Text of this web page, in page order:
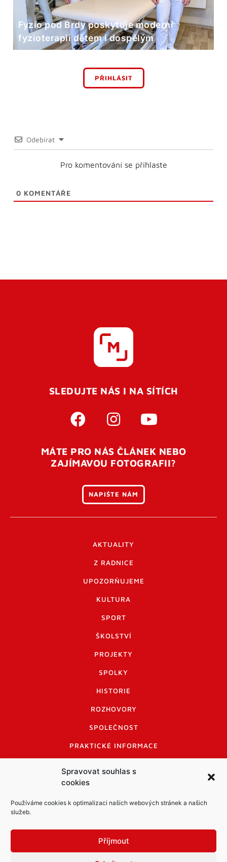
Spravovat souhlas s
cookies
Používáme cookies k optimalizaci našich webových stránek a našich
služeb.
Příjmout
Fyzio pod Brdy poskytuje moderní
fyzioterapii dětem i dospělým
PŘIHLÁSIT
Odebírat
Pro komentování se přihlaste
0 KOMENTÁŘE
SLEDUJTE NÁS I NA SÍTÍCH
MÁTE PRO NÁS ČLÁNEK NEBO
ZAJÍMAVOU FOTOGRAFII?
NAPIŠTE NÁM
AKTUALITY
Z RADNICE
UPOZORŇUJEME
KULTURA
SPORT
ŠKOLSTVÍ
PROJEKTY
SPOLKY
HISTORIE
ROZHOVORY
SPOLEČNOST
PRAKTICKÉ INFORMACE
INFORMACE A KODEX DISKUTUJÍCÍCH
LOGO A LOGO MANUÁL